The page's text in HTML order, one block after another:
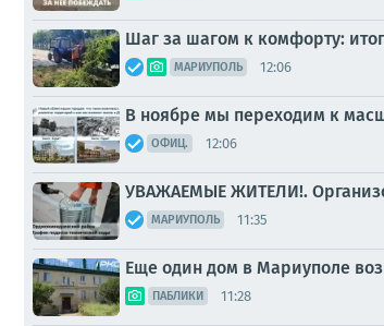
Шаг за шагом к комфорту:
МАРИУПОЛЬ 12:06
В ноябре мы переходим к
ОФИЦ. 12:06
УВАЖАЕМЫЕ ЖИТЕЛИ!.
МАРИУПОЛЬ 11:35
Еще один дом в Мариуполе
ПАБЛИКИ 11:28